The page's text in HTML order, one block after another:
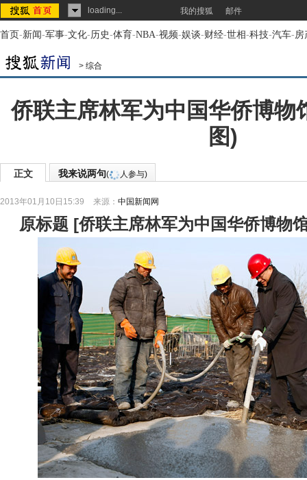
loading... 我的搜狐 邮件
首页-新闻-军事-文化-历史-体育-NBA-视频-娱谈-财经-世相-科技-汽车-房
> 综合
侨联主席林军为中国华侨博物
图)
正文 我来说两句( 人参与)
2013年01月10日15:39 来源： 中国新闻网
原标题 [侨联主席林军为中国华侨博物